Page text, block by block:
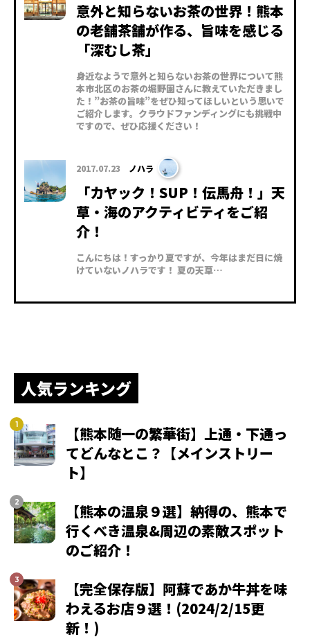
意外と知らないお茶の世界！熊本
の老舗茶舗が作る、旨味を感じる
「深むし茶」
身近なようで意外と知らないお茶の世界について熊
本市北区のお茶の堀野園さんに教えていただきまし
た！”お茶の旨味”をぜひ知ってほしいという思いで
ご紹介します。クラウドファンディングにも挑戦中
ですので、ぜひ応援ください！
2017.07.23 ノハラ
「カヤック！SUP！伝馬舟！」天
草・海のアクティビティをご紹
介！
こんにちは！すっかり夏ですが、今年はまだ日に焼
けていないノハラです！ 夏の天草…
人気ランキング
【熊本随一の繁華街】上通・下通っ
てどんなとこ？【メインストリー
ト】
【熊本の温泉９選】納得の、熊本で
行くべき温泉&周辺の素敵スポット
のご紹介！
【完全保存版】阿蘇であか牛丼を味
わえるお店９選！(2024/2/15更
新！)